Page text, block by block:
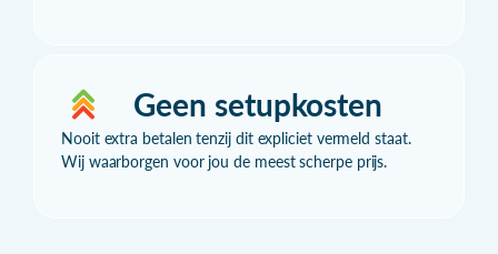
Geen setupkosten
Nooit extra betalen tenzij dit expliciet vermeld staat.
Wij waarborgen voor jou de meest scherpe prijs.